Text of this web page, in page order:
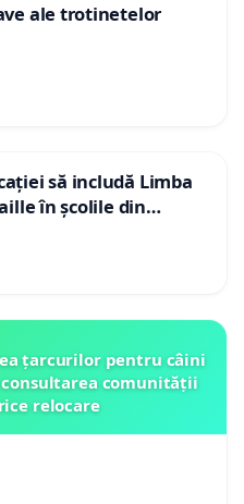
ale trotinetelor
să includă Limba
în școlile din
țarcurilor pentru câini
consultarea comunității
relocare